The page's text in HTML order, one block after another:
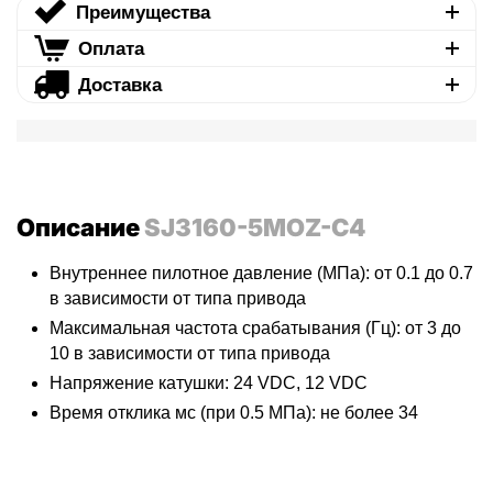
Преимущества
Оплата
Доставка
ОписаниеSJ3160-5MOZ-C4
Внутреннее пилотное давление (МПа): от 0.1 до 0.7
в зависимости от типа привода
Максимальная частота срабатывания (Гц): от 3 до
10 в зависимости от типа привода
Напряжение катушки: 24 VDC, 12 VDC
Время отклика мс (при 0.5 МПа): не более 34